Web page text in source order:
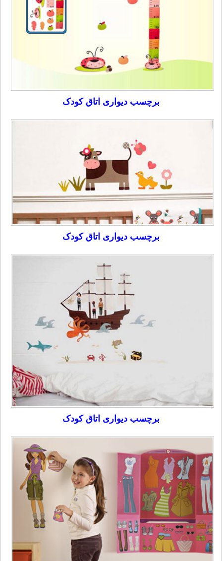
برچسب دیواری اتاق کودک
برچسب دیواری اتاق کودک
برچسب دیواری اتاق کودک